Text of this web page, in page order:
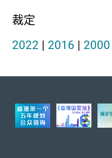
裁定
2022 | 2016 | 2000